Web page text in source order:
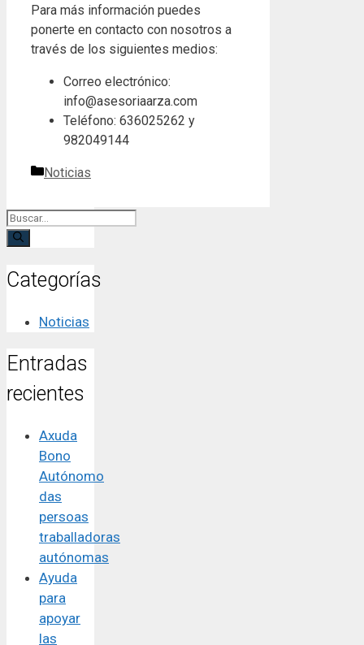
Para más información puedes
ponerte en contacto con nosotros a
través de los siguientes medios:
Correo electrónico:
info@asesoriaarza.com
Teléfono: 636025262 y
982049144
Categorías
Noticias
Buscar:
Categorías
Noticias
Entradas
recientes
Axuda
Bono
Autónomo
das
persoas
traballadoras
autónomas
Ayuda
para
apoyar
las